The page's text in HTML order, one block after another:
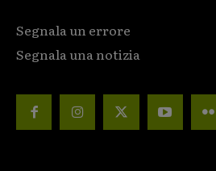
Segnala un errore
Segnala una notizia